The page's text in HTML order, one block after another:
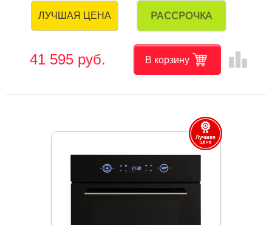
ЛУЧШАЯ ЦЕНА РАССРОЧКА
41 595 руб. В корзину leaderboard